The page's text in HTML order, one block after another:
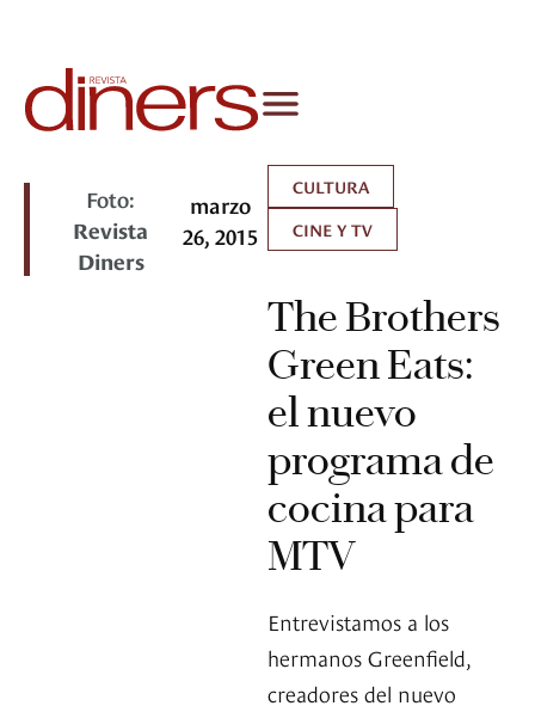
Foto:
Revista
Diners
marzo
26, 2015
CULTURA
CINE Y TV
The Brothers
Green Eats:
el nuevo
programa de
cocina para
MTV
Entrevistamos a los
hermanos Greenfield,
creadores del nuevo